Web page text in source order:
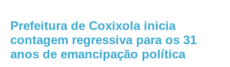
Prefeitura de Coxixola inicia
contagem regressiva para os 31
anos de emancipação política